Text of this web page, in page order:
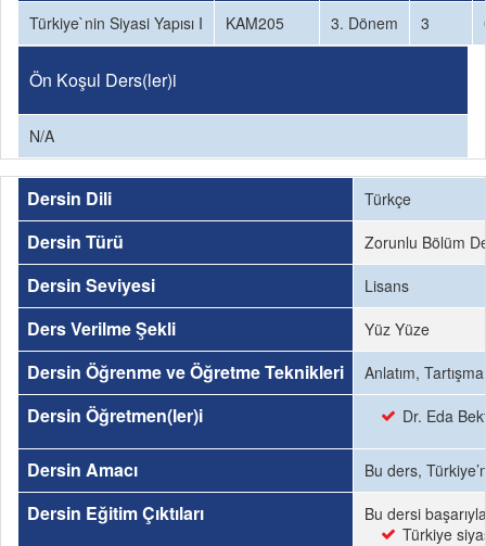
Türkiye`nin Siyasi Yapısı I KAM205 3. Dönem 3
Ön Koşul Ders(ler)i
N/A
Dersin Dili Türkçe
Dersin Türü Zorunlu Bölüm
Dersin Seviyesi Lisans
Ders Verilme Şekli Yüz Yüze
Dersin Öğrenme ve Öğretme Teknikleri Anlatım,
Dersin Öğretmen(ler)i Dr. Eda
Dersin Amacı Bu ders,
Dersin Eğitim Çıktıları
Bu dersi
Türkiye